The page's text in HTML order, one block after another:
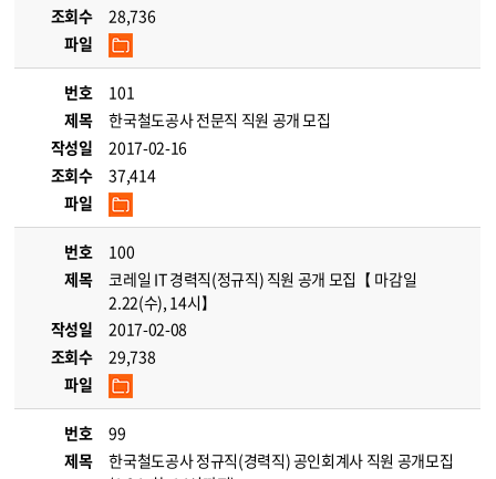
조회수
28,736
파일
번호
101
제목
한국철도공사 전문직 직원 공개 모집
작성일
2017-02-16
조회수
37,414
파일
번호
100
제목
코레일 IT 경력직(정규직) 직원 공개 모집【 마감일
2.22(수), 14시】
작성일
2017-02-08
조회수
29,738
파일
번호
99
제목
한국철도공사 정규직(경력직) 공인회계사 직원 공개모집